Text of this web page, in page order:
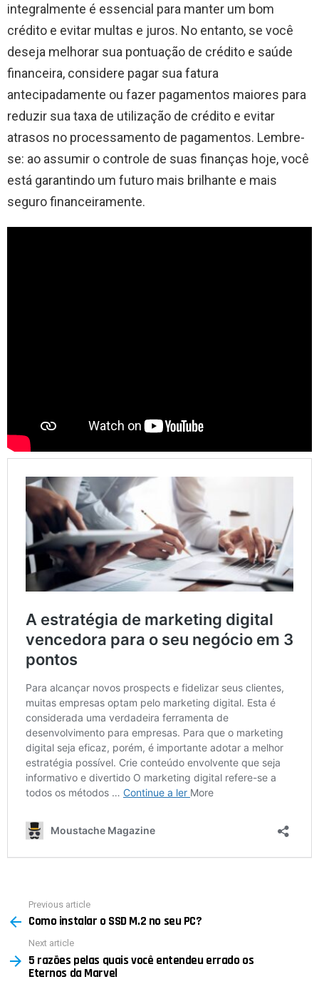
integralmente é essencial para manter um bom
crédito e evitar multas e juros. No entanto, se você
deseja melhorar sua pontuação de crédito e saúde
financeira, considere pagar sua fatura
antecipadamente ou fazer pagamentos maiores para
reduzir sua taxa de utilização de crédito e evitar
atrasos no processamento de pagamentos. Lembre-
se: ao assumir o controle de suas finanças hoje, você
está garantindo um futuro mais brilhante e mais
seguro financeiramente.
more
Previous article
Como instalar o SSD M.2 no seu PC?
Next article
5 razões pelas quais você entendeu errado os
Eternos da Marvel